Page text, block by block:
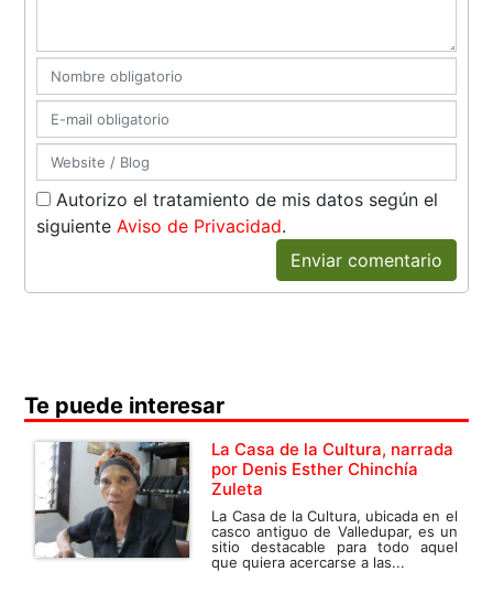
Autorizo el tratamiento de mis datos según el
siguienteAviso de Privacidad.
Enviar comentario
Te puede interesar
La Casa de la Cultura, narrada
por Denis Esther Chinchía
Zuleta
La Casa de la Cultura, ubicada en el
casco antiguo de Valledupar, es un
sitio destacable para todo aquel
que quiera acercarse a las...